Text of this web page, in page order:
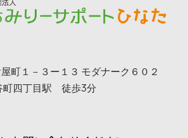
町１－３ー１３ モダナーク６０２
町四丁目駅 徒歩3分